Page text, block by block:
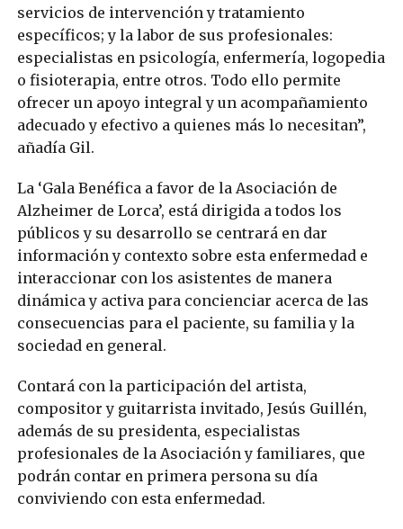
servicios de intervención y tratamiento
específicos; y la labor de sus profesionales:
especialistas en psicología, enfermería, logopedia
o fisioterapia, entre otros. Todo ello permite
ofrecer un apoyo integral y un acompañamiento
adecuado y efectivo a quienes más lo necesitan”,
añadía Gil.
La ‘Gala Benéfica a favor de la Asociación de
Alzheimer de Lorca’, está dirigida a todos los
públicos y su desarrollo se centrará en dar
información y contexto sobre esta enfermedad e
interaccionar con los asistentes de manera
dinámica y activa para concienciar acerca de las
consecuencias para el paciente, su familia y la
sociedad en general.
Contará con la participación del artista,
compositor y guitarrista invitado, Jesús Guillén,
además de su presidenta, especialistas
profesionales de la Asociación y familiares, que
podrán contar en primera persona su día
conviviendo con esta enfermedad.